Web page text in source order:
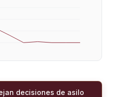
decisiones de asilo